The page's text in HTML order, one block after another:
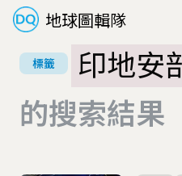
地球圖輯隊
標籤
印地安
的搜索結果